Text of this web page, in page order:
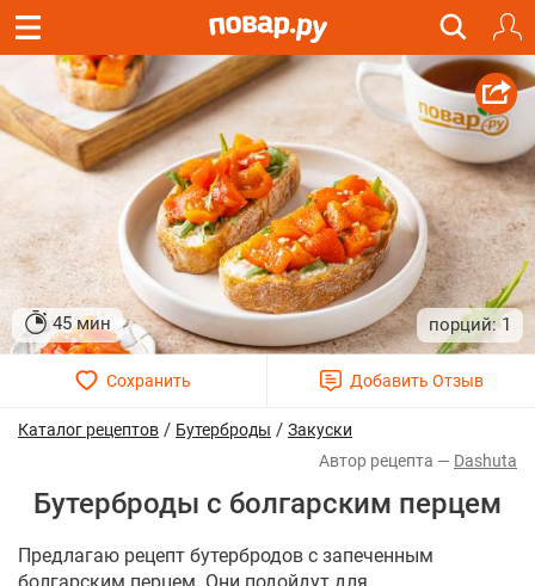
45 мин 1
Каталог рецептов / Бутерброды / Закуски
Dashuta
Бутерброды с болгарским перцем
Предлагаю рецепт бутербродов с запеченным